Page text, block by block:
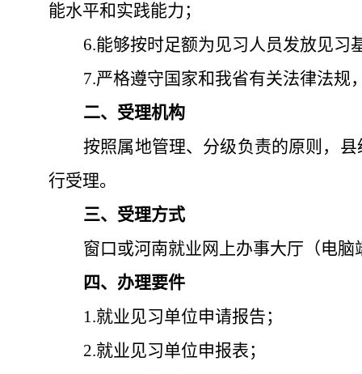
能水平和实践能力；
6.能够按时足额为见习人员发放见习
7.严格遵守国家和我省有关法律法规
二、受理机构
按照属地管理、分级负责的原则，
行受理。
三、受理方式
窗口或河南就业网上办事大厅（电脑
四、 办理要件
1.就业见习单位申请报告；
2.就业见习单位申报表；